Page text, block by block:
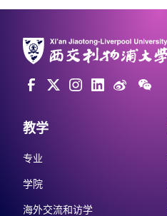
教学
专业
学院
海外交流和访学